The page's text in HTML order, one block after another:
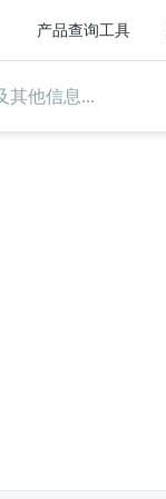
产品查询工具